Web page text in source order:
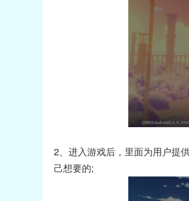
2、进入游戏后，里面为用户提
己想要的;